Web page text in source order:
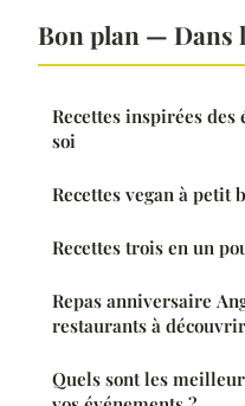
Bon plan — Dans
Recettes inspirées
soi
Recettes vegan à petit
Recettes trois en un
Repas anniversaire
restaurants à découvrir
Quels sont les